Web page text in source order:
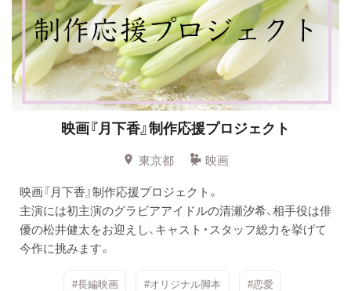
映画『月下香』制作応援プロジェクト
東京都
映画
映画『月下香』制作応援プロジェクト。
主演には初主演のグラビアアイドルの清瀬汐希、相手役は俳
優の松井健太をお迎えし、キャスト・スタッフ総力を挙げて
今作に挑みます。
#長編映画 #オリジナル脚本 #恋愛